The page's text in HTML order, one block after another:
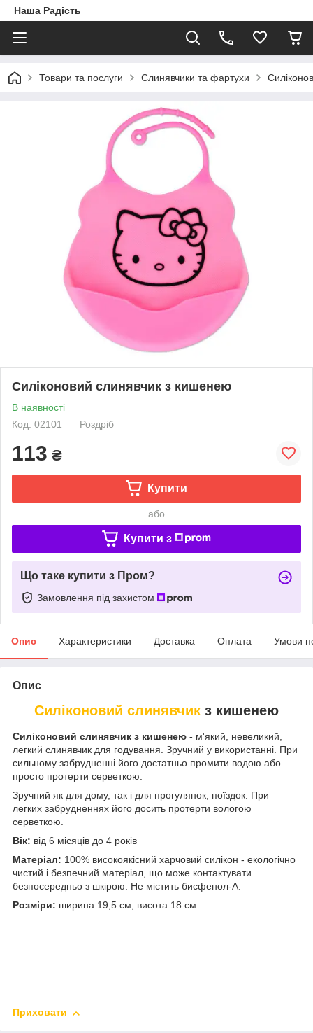
Наша Радість
Товари та послуги Слинявчики та фартухи
Силіконовий слинявчик з кишенею
В наявності
Код: 02101
Роздріб
113 ₴
Купити
або
Купити з
Що таке купити з Пром?
Замовлення під захистом
Опис Характеристики Доставка Оплата Умови
Опис
Силіконовий слинявчик з кишенею
Силіконовий слинявчик з кишенею - м'який, невеликий,
легкий слинявчик для годування. Зручний у використанні. При
сильному забрудненні його достатньо промити водою або
просто протерти серветкою.
Зручний як для дому, так і для прогулянок, поїздок. При
легких забрудненнях його досить протерти вологою
серветкою.
Вік: від 6 місяців до 4 років
Матеріал: 100% високоякісний харчовий силікон - екологічно
чистий і безпечний матеріал, що може контактувати
безпосередньо з шкірою. Не містить бисфенол-А.
Розміри: ширина 19,5 см, висота 18 см
Приховати